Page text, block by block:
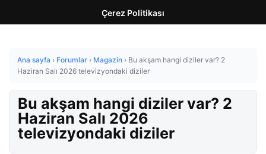
Çerez Politikası
Ana sayfa › Forumlar › Magazin › Bu akşam hangi diziler var? 2
Haziran Salı 2026 televizyondaki diziler
Bu akşam hangi diziler var? 2
Haziran Salı 2026
televizyondaki diziler